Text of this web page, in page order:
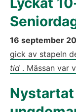
16 september
gick av stapeln
tid . Mässan var